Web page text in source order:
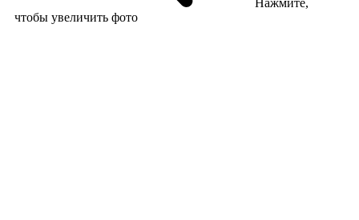
Нажмите,
чтобы увеличить фото